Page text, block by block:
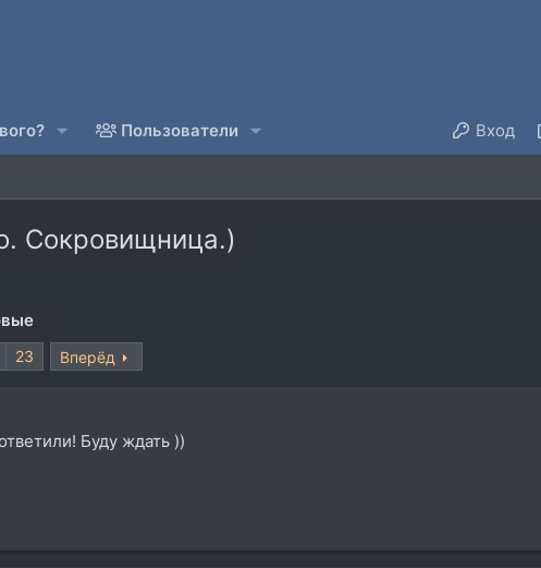
Пользователи Вход
Сокровищница.)
23 Вперёд
Буду ждать ))